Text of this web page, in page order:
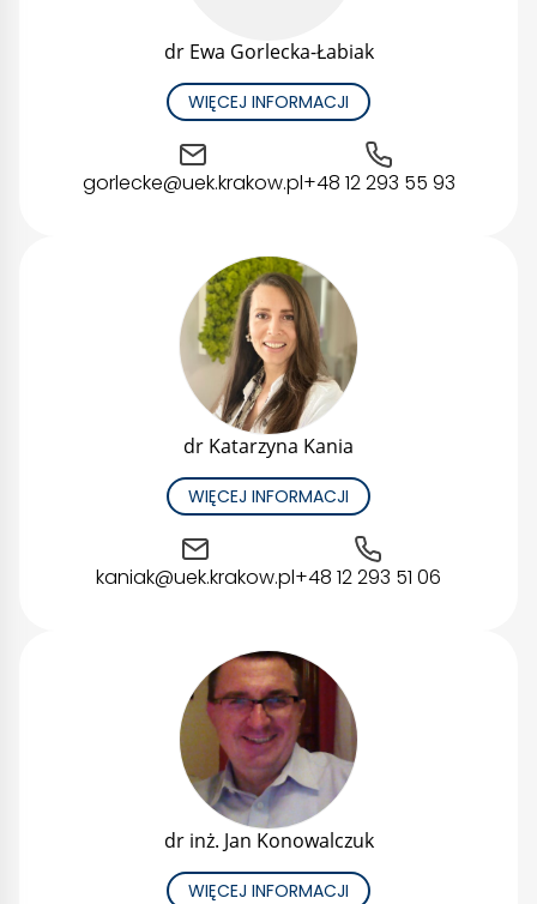
dr Ewa Gorlecka-Łabiak
WIĘCEJ INFORMACJI
gorlecke@uek.krakow.pl+48 12 293 55 93
dr Katarzyna Kania
WIĘCEJ INFORMACJI
kaniak@uek.krakow.pl+48 12 293 51 06
dr inż. Jan Konowalczuk
WIĘCEJ INFORMACJI